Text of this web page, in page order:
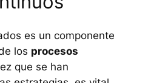
es un componente
los procesos
que se han